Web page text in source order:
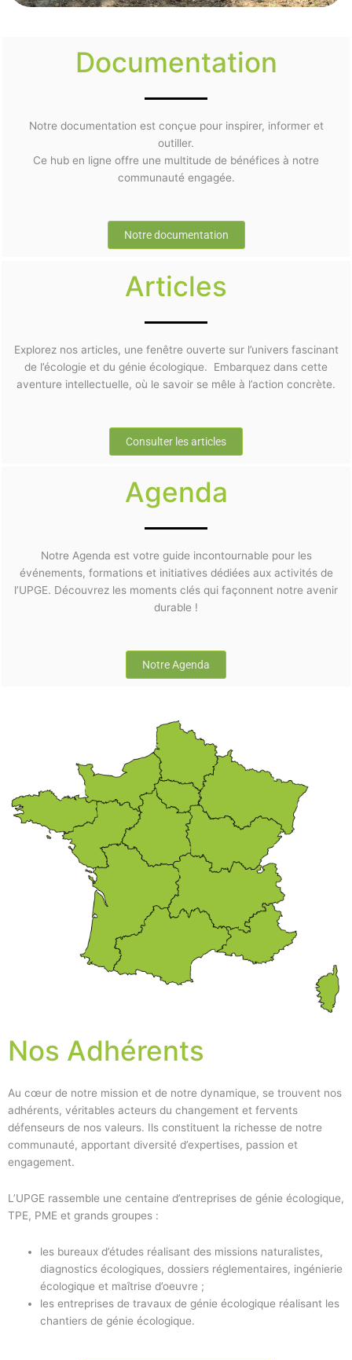
Documentation
Notre documentation est conçue pour inspirer, informer et
outiller.
Ce hub en ligne offre une multitude de bénéfices à notre
communauté engagée.
Notre documentation
Articles
Explorez nos articles, une fenêtre ouverte sur l’univers fascinant
de l’écologie et du génie écologique. Embarquez dans cette
aventure intellectuelle, où le savoir se mêle à l’action concrète.
Consulter les articles
Agenda
Notre Agenda est votre guide incontournable pour les
événements, formations et initiatives dédiées aux activités de
l’UPGE. Découvrez les moments clés qui façonnent notre avenir
durable !
Notre Agenda
Nos Adhérents
Au cœur de notre mission et de notre dynamique, se trouvent nos
adhérents, véritables acteurs du changement et fervents
défenseurs de nos valeurs. Ils constituent la richesse de notre
communauté, apportant diversité d’expertises, passion et
engagement.
L’UPGE rassemble une centaine d’entreprises de génie écologique,
TPE, PME et grands groupes :
les bureaux d’études réalisant des missions naturalistes,
diagnostics écologiques, dossiers réglementaires, ingénierie
écologique et maîtrise d’oeuvre ;
les entreprises de travaux de génie écologique réalisant les
chantiers de génie écologique.